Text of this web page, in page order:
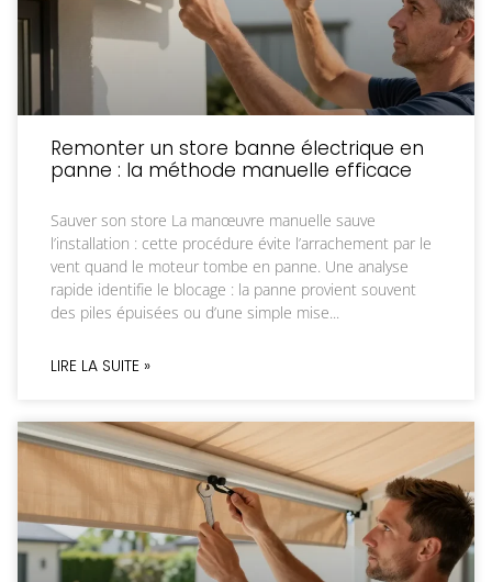
Remonter un store banne électrique en
panne : la méthode manuelle efficace
Sauver son store La manœuvre manuelle sauve
l’installation : cette procédure évite l’arrachement par le
vent quand le moteur tombe en panne. Une analyse
rapide identifie le blocage : la panne provient souvent
des piles épuisées ou d’une simple mise
LIRE LA SUITE »